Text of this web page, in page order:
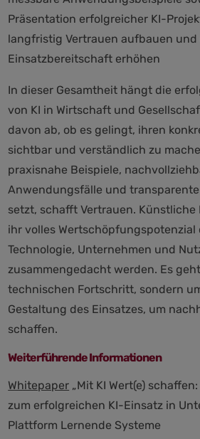
Präsentation erfolgreicher KI-
langfristig Vertrauen aufbauen und
Einsatzbereitschaft erhöhen
In dieser Gesamtheit hängt die
von KI in Wirtschaft und
davon ab, ob es gelingt, ihren
sichtbar und verständlich zu
praxisnahe Beispiele,
Anwendungsfälle und
setzt, schafft Vertrauen.
ihr volles Wertschöpfungspotenzial
Technologie, Unternehmen und
zusammengedacht werden. Es
technischen Fortschritt, sondern
Gestaltung des Einsatzes, um
schaffen.
Weiterführende Informationen
Whitepaper „Mit KI Wert(e)
zum erfolgreichen KI-Einsatz in
Plattform Lernende Systeme